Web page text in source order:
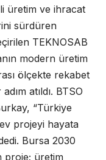
üretim ve ihracat
sürdüren
TEKNOSAB
modern üretim
ölçekte rekabet
atıldı. BTSO
“Türkiye
projeyi hayata
Bursa 2030
proje; üretim